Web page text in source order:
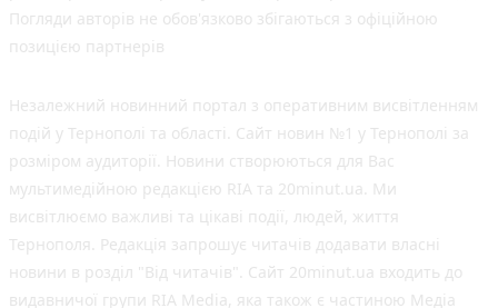
Погляди авторів не обов'язково збігаються з офіційною
позицією партнерів
Незалежний новинний портал з оперативним висвітленням
подій у Тернополі та області. Сайт новин №1 у Тернополі за
розміром аудиторії. Новини створюються для Вас
мультимедійною редакцією RIA та 20minut.ua. Ми
висвітлюємо важливі та цікаві події, людей, життя
Тернополя. Редакція запрошує читачів додавати власні
новини в розділ "Від читачів". Сайт 20minut.ua входить до
видавничої групи RIA Media, яка також є частиною Медіа